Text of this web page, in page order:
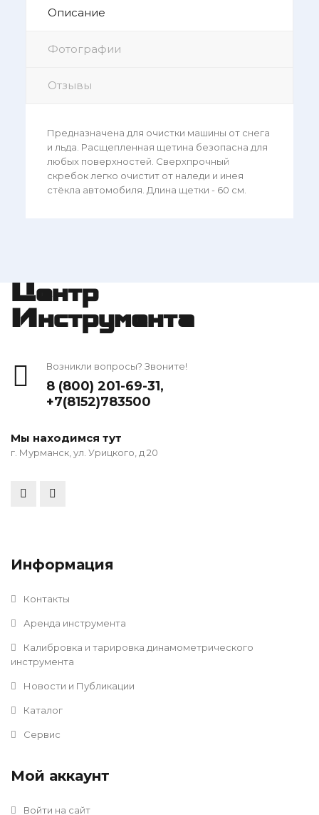
Описание
Фотографии
Отзывы
Предназначена для очистки машины от снега
и льда. Расщепленная щетина безопасна для
любых поверхностей. Сверхпрочный
скребок легко очистит от наледи и инея
стёкла автомобиля. Длина щетки - 60 см.
Центр
Инструмента
Возникли вопросы? Звоните!
8 (800) 201-69-31,
+7(8152)783500
Мы находимся тут
г. Мурманск, ул. Урицкого, д 20
Информация
Контакты
Аренда инструмента
Калибровка и тарировка динамометрического
инструмента
Новости и Публикации
Каталог
Сервис
Мой аккаунт
Войти на сайт